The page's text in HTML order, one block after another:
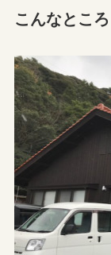
こんなところ